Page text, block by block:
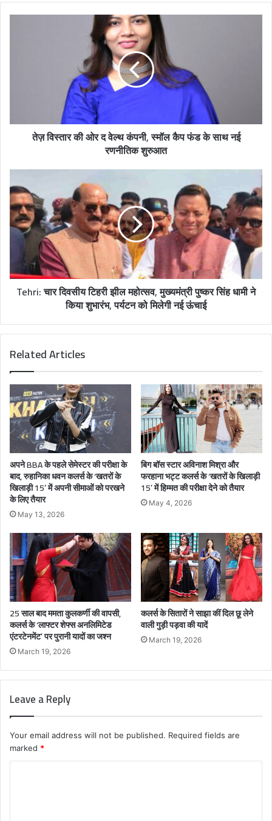
s
तेज़ विस्तार की ओर द वेल्थ कंपनी, स्मॉल कैप फंड के साथ नई
रणनीतिक शुरुआत
Tehri: चार दिवसीय टिहरी झील महोत्सव, मुख्यमंत्री पुष्कर सिंह धामी ने
किया शुभारंभ, पर्यटन को मिलेगी नई ऊंचाई
Related Articles
अपने BBA के पहले सेमेस्टर की परीक्षा के
बाद, रुहानिका धवन कलर्स के ‘खतरों के
खिलाड़ी 15’ में अपनी सीमाओं को परखने
के लिए तैयार
May 13, 2026
बिग बॉस स्टार अविनाश मिश्रा और
फरहाना भट्ट कलर्स के ‘खतरों के खिलाड़ी
15’ में हिम्मत की परीक्षा देने को तैयार
May 4, 2026
25 साल बाद ममता कुलकर्णी की वापसी,
कलर्स के ‘लाफ्टर शेफ्स अनलिमिटेड
एंटरटेनमेंट’ पर पुरानी यादों का जश्न
March 19, 2026
कलर्स के सितारों ने साझा कीं दिल छू लेने
वाली गुड़ी पड़वा की यादें
March 19, 2026
Leave a Reply
Your email address will not be published. Required fields are
marked *